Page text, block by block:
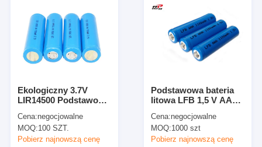
Ekologiczny 3.7V
LIR14500 Podstawowa
z PCB
Cena:negocjowalne
MOQ:100 SZT.
Pobierz najnowszą cenę
Podstawowa bateria
litowa LFB 1,5 V AAA
LiFeS2 FR03 / LR03 /
L92 / R03
Cena:negocjowalne
MOQ:1000 szt
Pobierz najnowszą cenę